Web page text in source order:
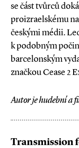
se část tvůrců
proizraelskému
českými médii.
k podobným
barcelonským
značkou Cease 2
Autor je hudební a
Transmission